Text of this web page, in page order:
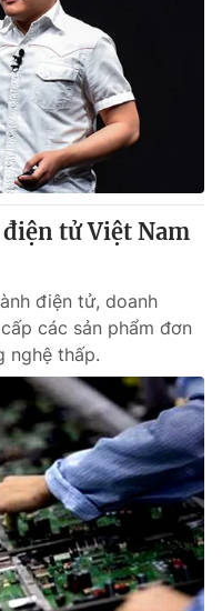
tử Việt Nam
điện tử, doanh
các sản phẩm đơn
nghệ thấp.